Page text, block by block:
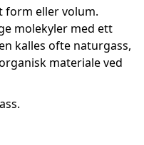
form eller volum.
molekyler med ett
kalles ofte naturgass,
materiale ved